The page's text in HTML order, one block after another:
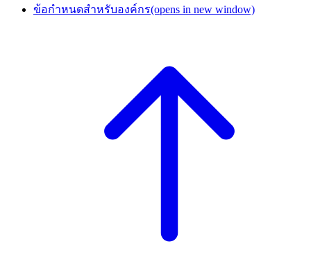
ข้อกำหนดสำหรับองค์กร(opens in new window)